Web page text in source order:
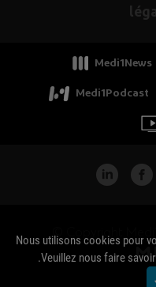
Medi1News
Medi1Podcast
Nous utilisons cookies pour
Veuillez nous faire